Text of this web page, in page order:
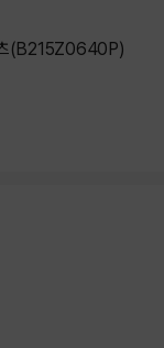
(B215Z0640P)